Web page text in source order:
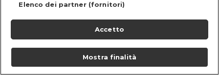
Elenco dei partner (fornitori)
Accetto
Mostra finalità